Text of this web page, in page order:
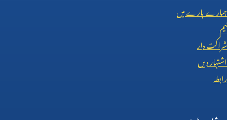
ہمارے بارے میں
ٹیم
شراکت دار
اشتہار دیں
رابطہ